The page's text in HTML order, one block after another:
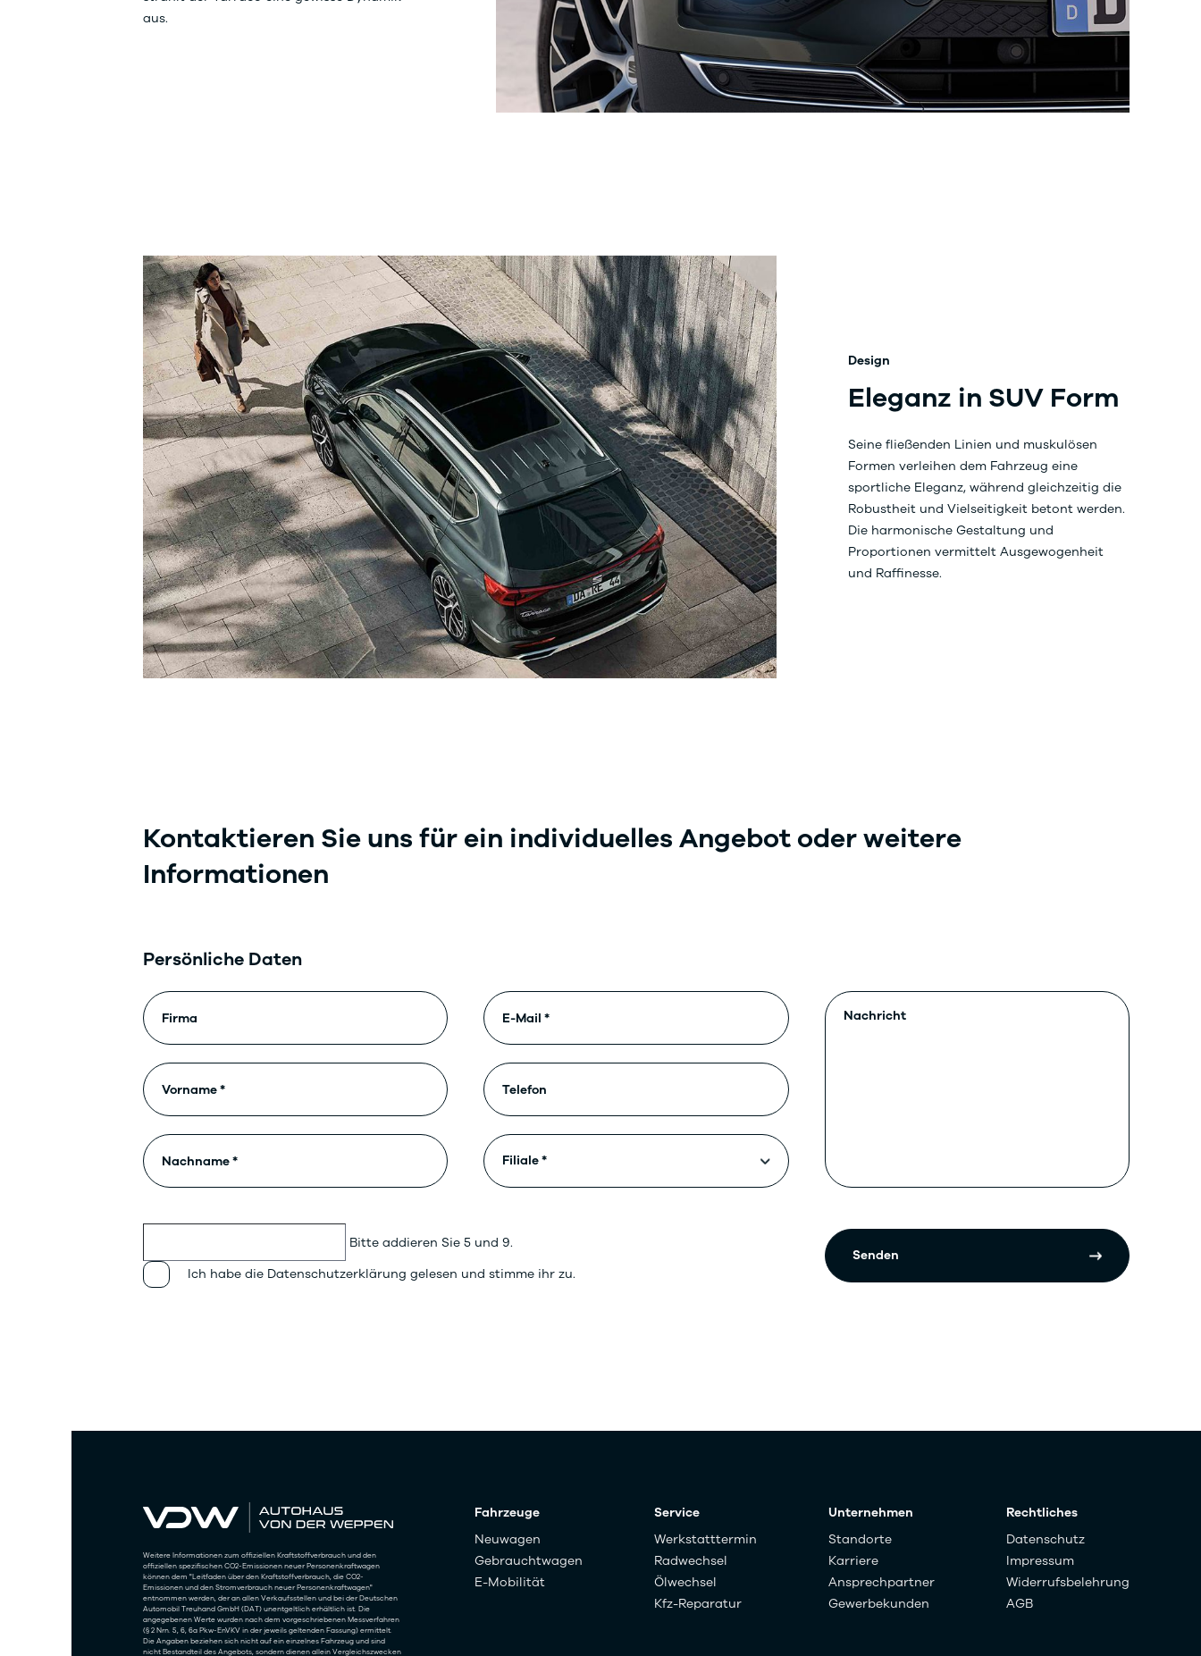
aus.
Design
Eleganz in SUV Form
Seine fließenden Linien und muskulösen
Formen verleihen dem Fahrzeug eine
sportliche Eleganz, während gleichzeitig die
Robustheit und Vielseitigkeit betont werden.
Die harmonische Gestaltung und
Proportionen vermittelt Ausgewogenheit
und Raffinesse.
Kontaktieren Sie uns für ein individuelles Angebot oder weitere
Informationen
Persönliche Daten
Bitte addieren Sie 5 und 9.
Ich habe die Datenschutzerklärung gelesen und stimme ihr zu.
Senden
Weitere Informationen zum offiziellen Kraftstoffverbrauch und den
offiziellen spezifischen CO2-Emissionen neuer Personenkraftwagen
können dem "Leitfaden über den Kraftstoffverbrauch, die CO2-
Emissionen und den Stromverbrauch neuer Personenkraftwagen"
entnommen werden, der an allen Verkaufsstellen und bei der Deutschen
Automobil Treuhand GmbH (DAT) unentgeltlich erhältlich ist. Die
angegebenen Werte wurden nach dem vorgeschriebenen Messverfahren
(§ 2 Nrn. 5, 6, 6a Pkw-EnVKV in der jeweils geltenden Fassung) ermittelt.
Die Angaben beziehen sich nicht auf ein einzelnes Fahrzeug und sind
nicht Bestandteil des Angebots, sondern dienen allein Vergleichszwecken
Fahrzeuge
Neuwagen
Gebrauchtwagen
E-Mobilität
Service
Werkstatttermin
Radwechsel
Ölwechsel
Kfz-Reparatur
Unternehmen
Standorte
Karriere
Ansprechpartner
Gewerbekunden
Rechtliches
Datenschutz
Impressum
Widerrufsbelehrung
AGB